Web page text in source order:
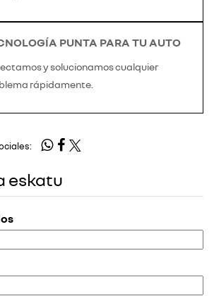
PUNTA PARA TU AUTO
y solucionamos cualquier
rápidamente.
eskatu